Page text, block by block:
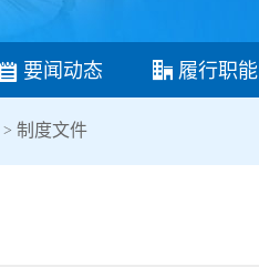
要闻动态 履行职能
> 制度文件